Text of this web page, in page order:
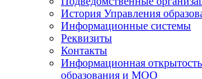
История Управления
Информационные системы
Реквизиты
Контакты
Информационная
образования и МОО